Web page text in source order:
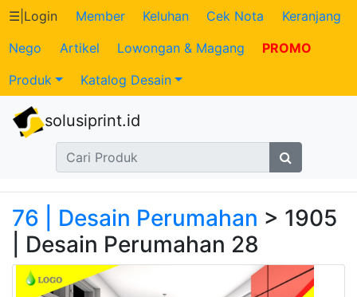
Katalog
Produk
Petugas
Transaksi
Tagihan
Berjalan
☰ Login Member Keluhan Cek Nota
Keranjang
Nego
Artikel Lowongan & Magang
PROMO
Produk
Katalog Desain
solusiprint.id
76 | Desain Perumahan > 1905
| Desain Perumahan 28